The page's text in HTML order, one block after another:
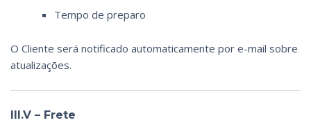
Tempo de preparo
O Cliente será notificado automaticamente por e-mail sobre
atualizações.
III.V – Frete